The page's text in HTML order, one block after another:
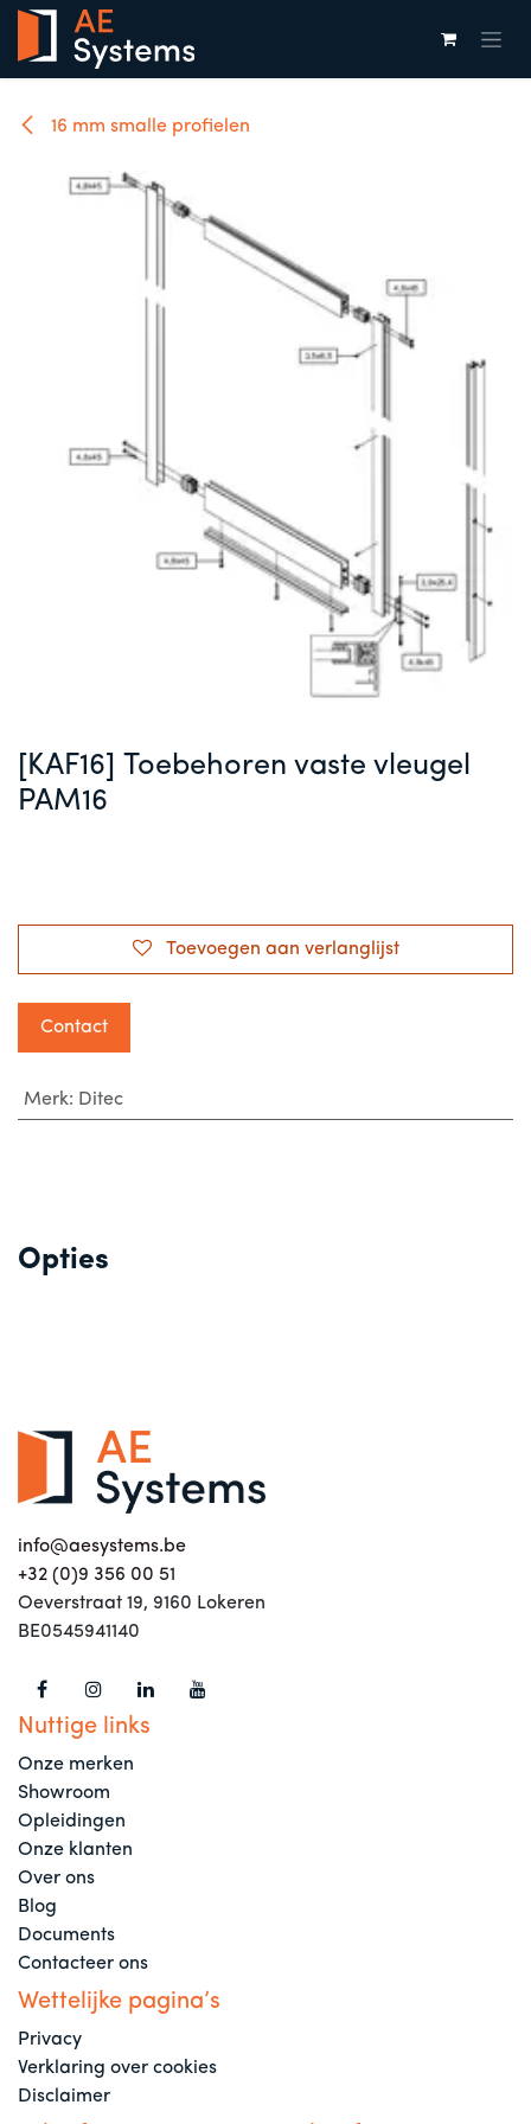
Overslaan naar inhoud
16 mm smalle profielen
[KAF16] Toebehoren vaste vleugel
PAM16
Toevoegen aan verlanglijst
Contact
Merk: Ditec
Opties
info@aesystems.be
+32 (0)9 356 00 51
Oeverstraat 19, 9160 Lokeren
BE0545941140
Nuttige links
Onze merken
Showroom
Opleidingen
Onze klanten
Over ons
Blog
Documents
Contacteer ons
Wettelijke pagina’s
Privacy
Verklaring over cookies
Disclaimer